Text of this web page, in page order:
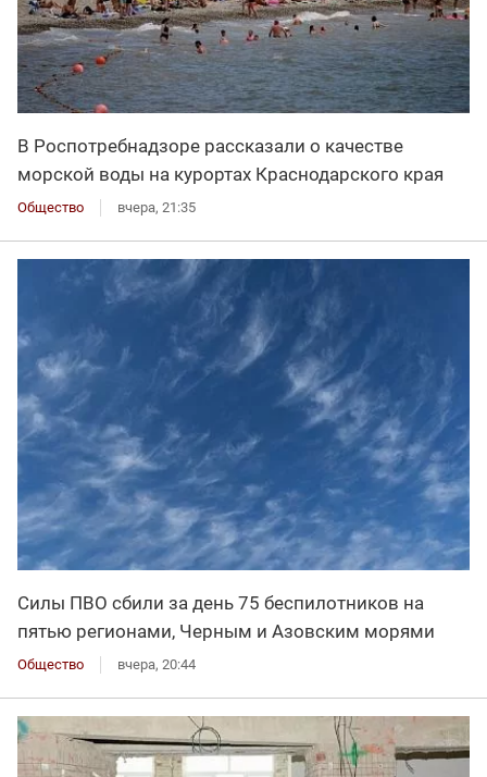
В Роспотребнадзоре рассказали о качестве
морской воды на курортах Краснодарского края
Общество вчера, 21:35
Силы ПВО сбили за день 75 беспилотников на
пятью регионами, Черным и Азовским морями
Общество вчера, 20:44